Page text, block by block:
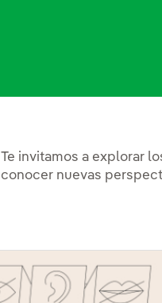
Te invitamos a explorar
conocer nuevas